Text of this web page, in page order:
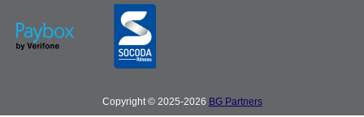
Copyright © 2025-2026 BG Partners